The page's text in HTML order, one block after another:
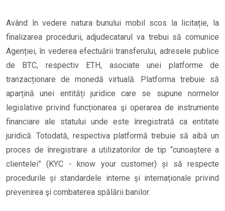
Având în vedere natura bunului mobil scos la licitație, la
finalizarea procedurii, adjudecatarul va trebui să comunice
Agenției, în vederea efectuării transferului, adresele publice
de BTC, respectiv ETH, asociate unei platforme de
tranzacționare de monedă virtuală. Platforma trebuie să
aparțină unei entități juridice care se supune normelor
legislative privind funcționarea şi operarea de instrumente
financiare ale statului unde este înregistrată ca entitate
juridică. Totodată, respectiva platformă trebuie să aibă un
proces de înregistrare a utilizatorilor de tip “cunoaștere a
clientelei” (KYC - know your customer) și să respecte
procedurile și standardele interne și internaționale privind
prevenirea şi combaterea spălării banilor.